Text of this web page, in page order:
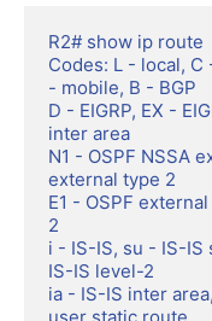
R2# show ip route
Codes: L - local, C
- mobile, B - BGP
D - EIGRP, EX -
inter area
N1 - OSPF NSSA
external type 2
E1 - OSPF
2
i - IS-IS, su - IS-IS
IS-IS level-2
ia - IS-IS inter
user static route